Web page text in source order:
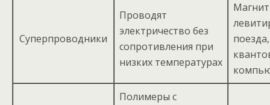
Суперпроводники
Проводят
электричество без
сопротивления при
низких температурах
Полимеры с